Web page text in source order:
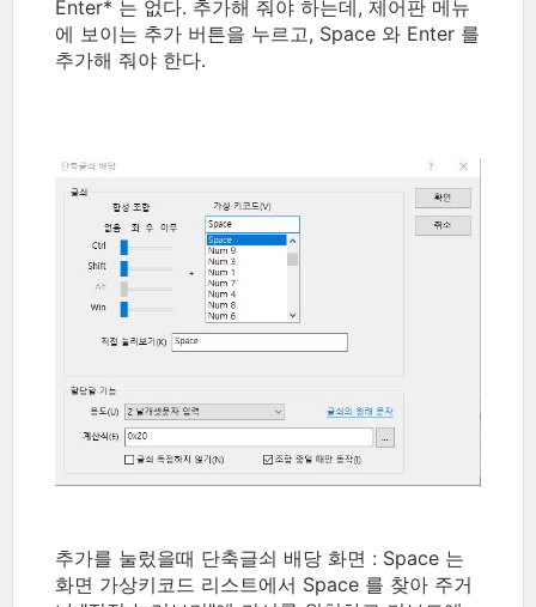
Enter* 는 없다. 추가해 줘야 하는데, 제어판 메뉴
에 보이는 추가 버튼을 누르고, Space 와 Enter 를
추가해 줘야 한다.
추가를 눌렀을때 단축글쇠 배당 화면 : Space 는
화면 가상키코드 리스트에서 Space 를 찾아 주거